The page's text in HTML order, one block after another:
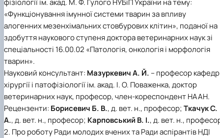
Іноземні мови
Працевлаштування
Їдальні та буфети
Студентські квитки
Центр вивчення мов
Психологічна підтримка
Інклюзивне середовище
Рада молодих вчених
Наукові школи
Стартап школа НУБіП України
Методичні рекомендації, пам'ятки
Форми документів
Патентно-ліцензійна діяльність
ЦКНО «Агропромисловий комплекс, лісове і
садово-паркове господарство, ветеринарна
медицина»
Обладнання НУБіП України
Біоетична комісія
Наукові видання
Досліднику та автору
Звіт про проведення НТЗ
Наукові журнали НУБіП України
Пам'ятка про проведення науково-
заходів
Порядок планування та організації
проведення НТЗ
Результати науково-технічних заходів
Монографії
Наука для бізнесу
Каталог наукових послуг
«SEB-2024»
Наглядова рада
Рада роботодавців
Благодійний фонд «Голосіївська ініціатива
2020»
Історія університету
Видатні випускники та працівники
Звіт ректора
Пам'яті захисників України
Почесні доктори і професори НУБіП України
Університетський кур'єр
Вибори ректора
Програма розвитку університету
ініціатива – 2025»
Доступ до публічної інформації
Державні закупівлі
Офіційна символіка
Антикорупційні заходи
Уповноважена особа з питань запобігання
Положення про антикорупційного
уповноваженого НУБіП України
Національні нормативно-правові акти
Нормативно-правові акти НУБіП України
Інформаційні ресурси НАЗК
Методичні роз’яснення НАЗК
Антикорупційні заходи
Гендерна радниця
фізіології ім. акад. М. Ф. Гулого НУБіП України на тему:
«Функціонування імунної системи тварин за впливу
алогенних мезенхімальних стовбурових клітин», поданої на
здобуття наукового ступеня доктора ветеринарних наук зі
спеціальності 16.00.02 «Патологія, онкологія і морфологія
тварин».
Науковий консультант: Мазуркевич А. Й. – професор
хірургії і патофізіології ім. акад. І. О. Поваженка, доктор
ветеринарних наук, професор, член-кореспондент НААН.
Рецензенти: Борисевич Б. В., д. вет. н., професор; Ткачук С.
А., д. вет. н., професор; Карповський В. І., д. вет. н.,
2. Про роботу Ради молодих вчених та Ради аспірантів НДІ